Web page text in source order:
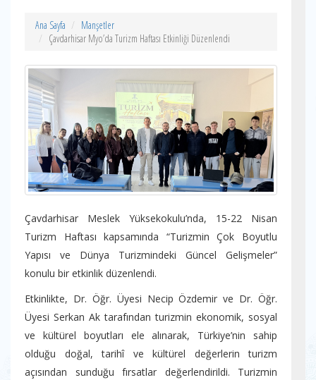
Ana Sayfa
Manşetler
Çavdarhisar Myo’da Turizm Haftası Etkinliği Düzenlendi
Çavdarhisar Meslek Yüksekokulu’nda, 15-22 Nisan
Turizm Haftası kapsamında “Turizmin Çok Boyutlu
Yapısı ve Dünya Turizmindeki Güncel Gelişmeler”
konulu bir etkinlik düzenlendi.
Etkinlikte, Dr. Öğr. Üyesi Necip Özdemir ve Dr. Öğr.
Üyesi Serkan Ak tarafından turizmin ekonomik, sosyal
ve kültürel boyutları ele alınarak, Türkiye’nin sahip
olduğu doğal, tarihî ve kültürel değerlerin turizm
açısından sunduğu fırsatlar değerlendirildi. Turizmin